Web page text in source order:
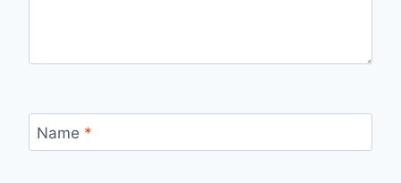
Name *